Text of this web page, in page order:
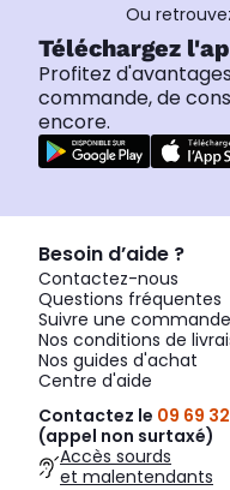
Ou
Téléchargez
Profitez
commande, de
encore.
Besoin d’aide ?
Contactez-nous
Questions fréquentes
Suivre une commande
Nos conditions de
Nos guides d'achat
Centre d'aide
Contactez le 09 69
(appel non surtaxé)
Accès sourds
et malentendants